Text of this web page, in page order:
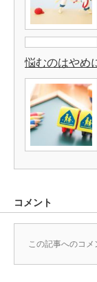
悩むのはやめ
コメント
この記事へのコメ